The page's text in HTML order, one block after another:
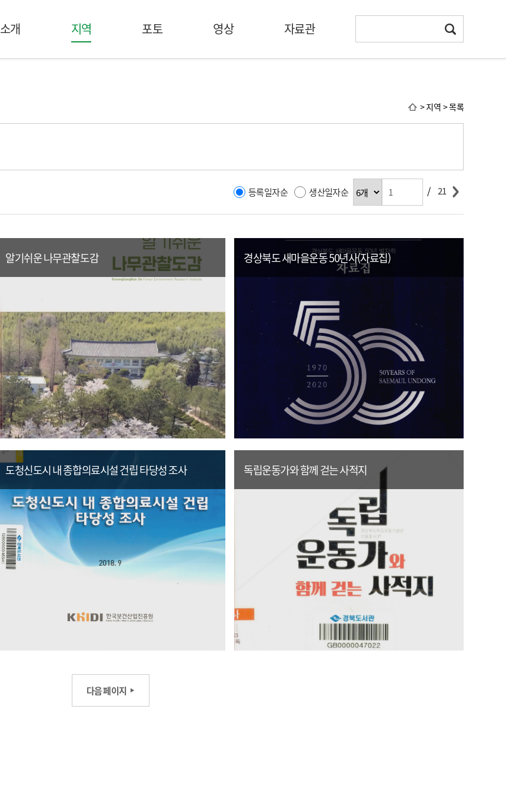
소개 지역 포토 영상 자료관
> 지역 > 목록
등록일자순 생산일자순 / 21
알기쉬운 나무관찰도감 경상북도 새마을운동 50년사(자료집)
도청신도시 내 종합의료시설 건립 타당성 조사 독립운동가와 함께 걷는 사적지
다음 페이지